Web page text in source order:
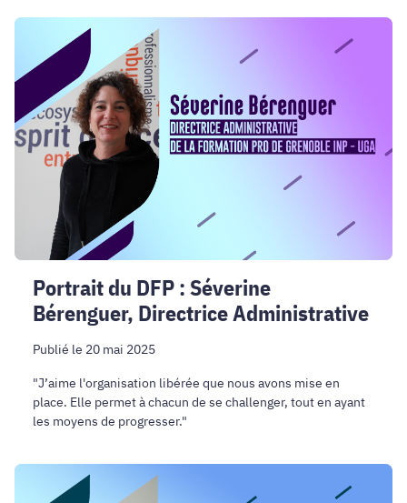
Portrait
DFP
Séverine
Bérenguer,
Directrice
Administrative
Portrait du DFP : Séverine
Bérenguer, Directrice Administrative
Publié le 20 mai 2025
"J’aime l'organisation libérée que nous avons mise en
place. Elle permet à chacun de se challenger, tout en ayant
les moyens de progresser."
Portrait